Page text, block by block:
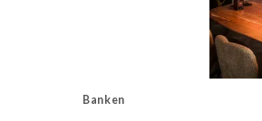
Banken